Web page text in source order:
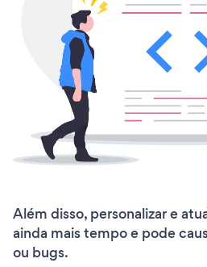
Além disso, personalizar e
ainda mais tempo e pode
ou bugs.